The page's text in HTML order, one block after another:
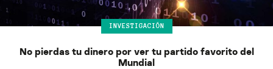
INVESTIGACIÓN
No pierdas tu dinero por ver tu partido favorito del
Mundial